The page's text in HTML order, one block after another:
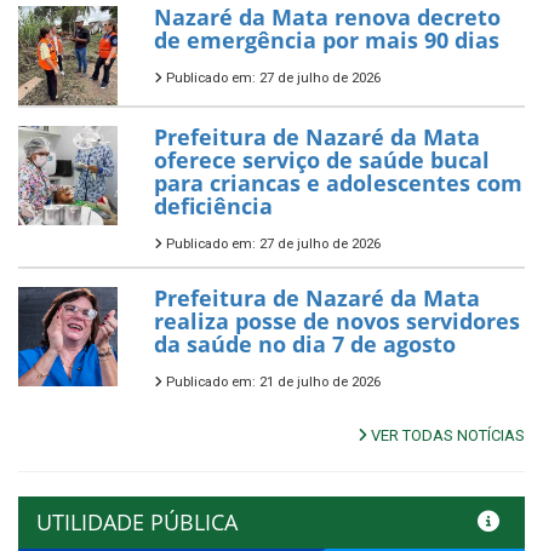
Nazaré da Mata renova decreto
de emergência por mais 90 dias
Publicado em: 27 de julho de 2026
Prefeitura de Nazaré da Mata
oferece serviço de saúde bucal
para criancas e adolescentes com
deficiência
Publicado em: 27 de julho de 2026
Prefeitura de Nazaré da Mata
realiza posse de novos servidores
da saúde no dia 7 de agosto
Publicado em: 21 de julho de 2026
VER TODAS NOTÍCIAS
UTILIDADE PÚBLICA